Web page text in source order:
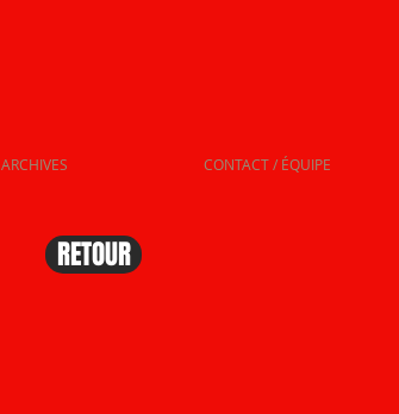
ARCHIVES CONTACT / ÉQUIPE
RETOUR